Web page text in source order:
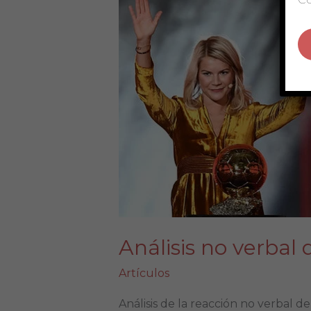
Análisis no verbal
Artículos
Análisis de la reacción no verbal
verbal
de
reacción
Ada
Hegerberg